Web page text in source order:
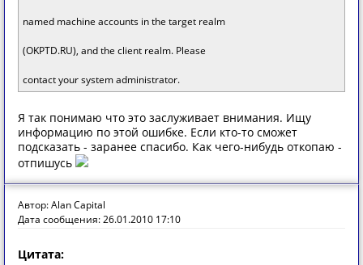
named machine accounts in the target realm
(OKPTD.RU), and the client realm. Please
contact your system administrator.
Я так понимаю что это заслуживает внимания. Ищу
информацию по этой ошибке. Если кто-то сможет
подсказать - заранее спасибо. Как чего-нибудь откопаю -
отпишусь
Автор: Alan Capital
Дата сообщения: 26.01.2010 17:10
Цитата: